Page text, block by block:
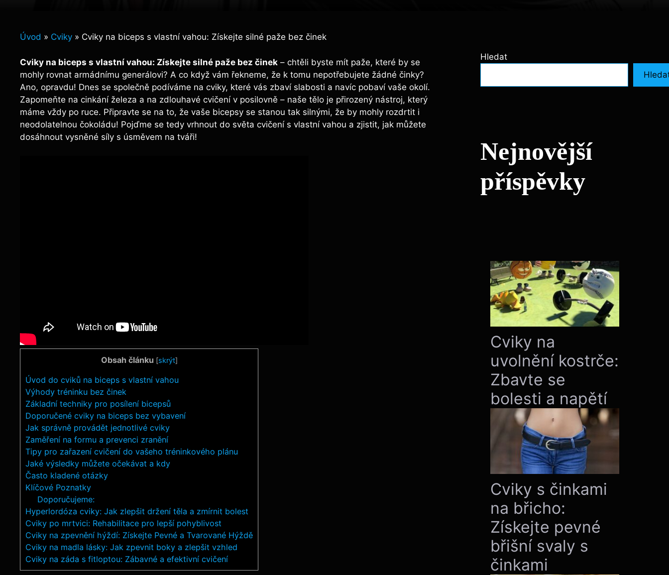
Úvod » Cviky » Cviky na biceps s vlastní vahou: Získejte silné paže bez činek
Cviky na biceps s vlastní vahou: Získejte silné paže bez činek – chtěli byste mít paže, které by se
mohly rovnat armádnímu generálovi? A co když vám řekneme, že k tomu nepotřebujete žádné činky?
Ano, opravdu! Dnes se společně podíváme na cviky, které vás zbaví slabosti a navíc pobaví vaše okolí.
Zapomeňte na cinkání železa a na zdlouhavé cvičení v posilovně – naše tělo je přirozený nástroj, který
máme vždy po ruce. Připravte se na to, že vaše bicepsy se stanou tak silnými, že by mohly rozdrtit i
neodolatelnou čokoládu! Pojďme se tedy vrhnout do světa cvičení s vlastní vahou a zjistit, jak můžete
dosáhnout vysněné síly s úsměvem na tváři!
Obsah článku [skrýt]
Úvod do cviků na biceps s vlastní vahou
Výhody tréninku bez činek
Základní techniky pro posílení bicepsů
Doporučené cviky na biceps bez vybavení
Jak správně provádět jednotlivé cviky
Zaměření na formu a prevenci zranění
Tipy pro zařazení cvičení do vašeho tréninkového plánu
Jaké výsledky můžete očekávat a kdy
Často kladené otázky
Klíčové Poznatky
Doporučujeme:
Hyperlordóza cviky: Jak zlepšit držení těla a zmírnit bolest
Cviky po mrtvici: Rehabilitace pro lepší pohyblivost
Cviky na zpevnění hýždí: Získejte Pevné a Tvarované Hýždě
Cviky na madla lásky: Jak zpevnit boky a zlepšit vzhled
Cviky na záda s fitloptou: Zábavné a efektivní cvičení
Hledat
Nejnovější
příspěvky
Cviky na
uvolnění kostrče:
Zbavte se
bolesti a napětí
Cviky s činkami
na břicho:
Získejte pevné
břišní svaly s
činkami